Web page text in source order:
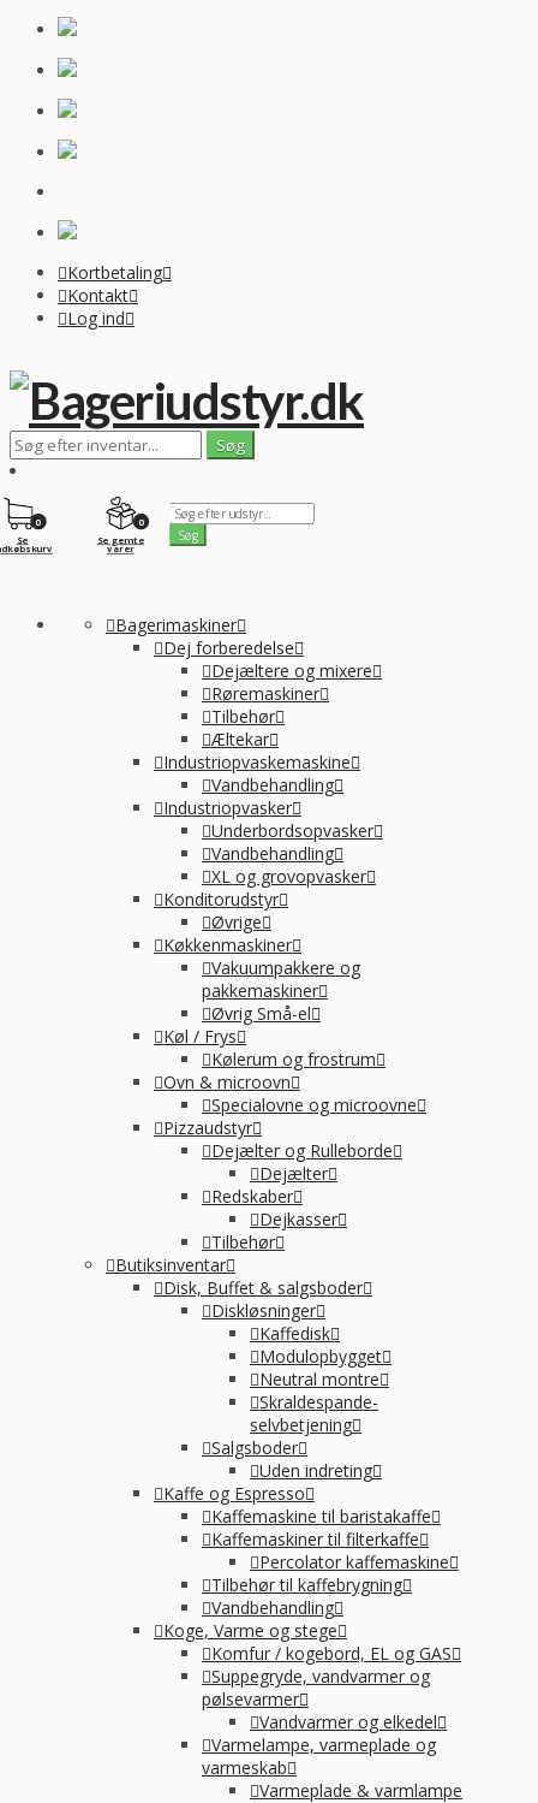
Kortbetaling
Kontakt
Log ind
0
Se gemte
varer
0
Se
Bagerimaskiner
Dej forberedelse
Dejæltere og mixere
Røremaskiner
Tilbehør
Æltekar
Industriopvaskemaskine
Vandbehandling
Industriopvasker
Underbordsopvasker
Vandbehandling
XL og grovopvasker
Konditorudstyr
Øvrige
Køkkenmaskiner
Vakuumpakkere og
pakkemaskiner
Øvrig Små-el
Køl / Frys
Kølerum og frostrum
Ovn & microovn
Specialovne og microovne
Pizzaudstyr
Dejælter og Rulleborde
Dejælter
Redskaber
Dejkasser
Tilbehør
Butiksinventar
Disk, Buffet & salgsboder
Diskløsninger
Kaffedisk
Modulopbygget
Neutral montre
Skraldespande-
selvbetjening
Salgsboder
Uden indreting
Kaffe og Espresso
Kaffemaskine til baristakaffe
Kaffemaskiner til filterkaffe
Percolator kaffemaskine
Tilbehør til kaffebrygning
Vandbehandling
Koge, Varme og stege
Komfur / kogebord, EL og GAS
Suppegryde, vandvarmer og
pølsevarmer
Vandvarmer og elkedel
Varmelampe, varmeplade og
varmeskab
Varmeplade & varmlampe